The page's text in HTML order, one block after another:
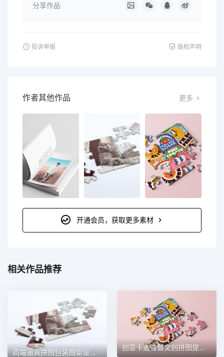
分享作品
投诉举报 版权声明
作者其他作品 更多
开通会员，获取更多素材
相关作品推荐
高端逼真拼图包装图案设计效果 PSD 智能样机模板
创意卡通益智文创拼图提案展示效果 PSD 设计素材模板